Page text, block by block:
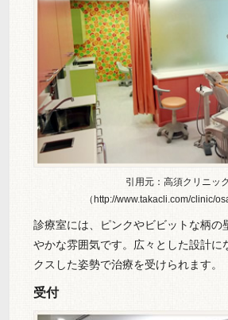
引用元：高須クリニック
（http://www.takacli.com/clinic/
診療室には、ピンクやビビットな柄の
やかな雰囲気です。広々とした設計に
クスした姿勢で治療を受けられます。
受付